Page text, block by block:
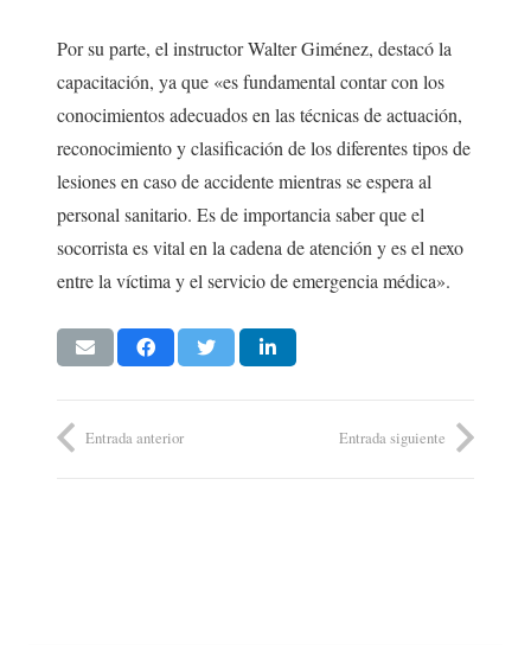
Por su parte, el instructor Walter Giménez, destacó la
capacitación, ya que «es fundamental contar con los
conocimientos adecuados en las técnicas de actuación,
reconocimiento y clasificación de los diferentes tipos de
lesiones en caso de accidente mientras se espera al
personal sanitario. Es de importancia saber que el
socorrista es vital en la cadena de atención y es el nexo
entre la víctima y el servicio de emergencia médica».
Entrada anterior Entrada siguiente